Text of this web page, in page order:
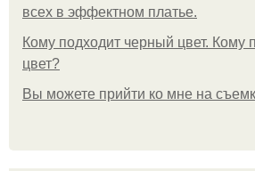
всех в эффектном платьe.
Кому подходит черный цвет. Кому
цвет?
Вы можете прийти ко мне на